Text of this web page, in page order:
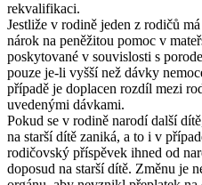
rekvalifikaci.
Jestliže v rodině jeden z rodičů
nárok na peněžitou pomoc v
poskytované v souvislosti s
pouze je-li vyšší než dávky
případě je doplacen rozdíl mezi
uvedenými dávkami.
Pokud se v rodině narodí další
na starší dítě zaniká, a to i v
rodičovský příspěvek ihned od
doposud na starší dítě. Změnu je